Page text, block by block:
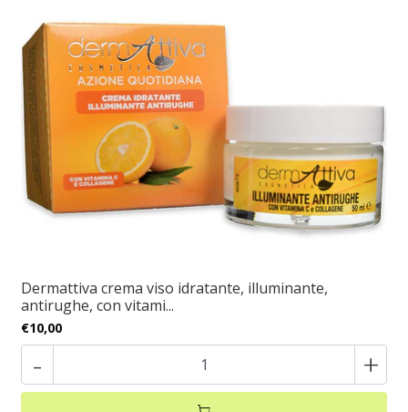
Dermattiva crema viso idratante, illuminante,
antirughe, con vitami...
€10,00
- +